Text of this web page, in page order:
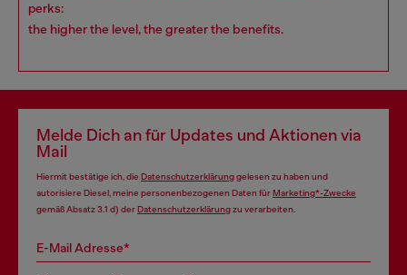
perks:
the higher the level, the greater the benefits.
Melde Dich an für Updates und Aktionen via
Mail
Hiermit bestätige ich, die Datenschutzerklärunggelesen zu haben und
autorisiere Diesel, meine personenbezogenen Daten fürMarketing*-Zwecke
gemäß Absatz 3.1 d) derDatenschutzerklärungzu verarbeiten.
E-Mail Adresse*